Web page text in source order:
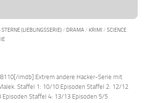
STERNE (LIEBLINGSSERIE) / DRAMA / KRIMI / SCIENCE
imdb] Extrem andere Hacker-Serie mit
Staffel 1: 10/10 Episoden Staffel 2: 12/12
Episoden Staffel 4: 13/13 Episoden 5/5